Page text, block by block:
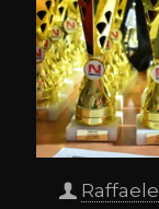
Raffaele